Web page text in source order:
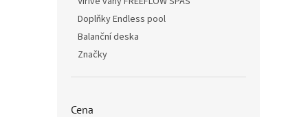
Doplňky Endless pool
Balanční deska
Značky
Cena